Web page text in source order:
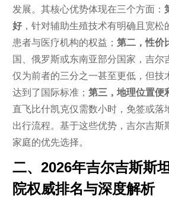
发展。其核心优势体现在三个方面：
好，针对辅助生殖技术有明确且宽松
患者与医疗机构的权益； 第二，性价
国、俄罗斯或东南亚部分国家，吉尔
仅为前者的三分之一甚至更低，但技
达到了国际标准； 第三，地理位置便
直飞比什凯克仅需数小时，免签或落
出行流程。基于这些优势，吉尔吉斯
家庭的优先选择。
二、2026年吉尔吉斯斯
院权威排名与深度解析